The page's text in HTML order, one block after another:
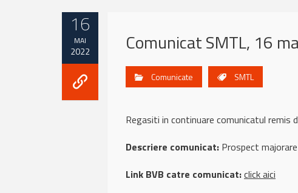
16
MAI
2022 Comunicat SMTL, 16
Comunicate SMTL
Regasiti in continuare comunicatul remis
Descriere comunicat: Prospect
Link BVB catre comunicat:click aici